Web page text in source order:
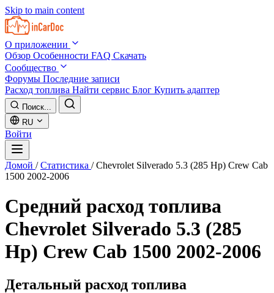
Skip to main content
О приложении
Обзор Особенности FAQ Скачать
Сообщество
Форумы Последние записи
Расход топлива Найти сервис Блог Купить адаптер
Поиск...
RU
Войти
Домой / Статистика / Chevrolet Silverado 5.3 (285 Hp) Crew Cab
1500 2002-2006
Средний расход топлива
Chevrolet Silverado 5.3 (285
Hp) Crew Cab 1500 2002-2006
Детальный расход топлива